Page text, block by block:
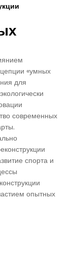
«умных
для
современных
спорта и
опытных